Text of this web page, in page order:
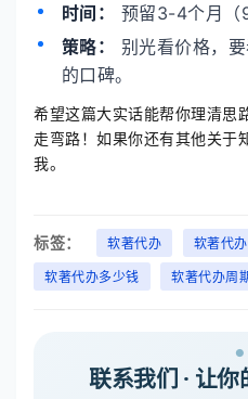
时间：
预留3-4个月（
策略：
别光看价格，
的口碑。
希望这篇大实话能帮你理清思
走弯路！如果你还有其他关于
我。
标签： 软著代办 软著代
软著代办多少钱
软著代办周
联系我们 · 让